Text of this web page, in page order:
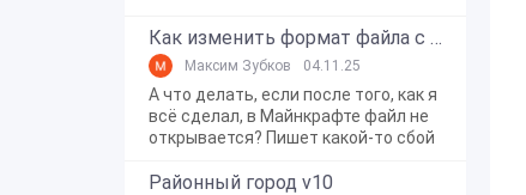
Как изменить формат файла с zip в mcworld?
Максим Зубков 04.11.25
А что делать, если после того, как я
всё сделал, в Майнкрафте файл не
открывается? Пишет какой-то сбой
Районный город v10